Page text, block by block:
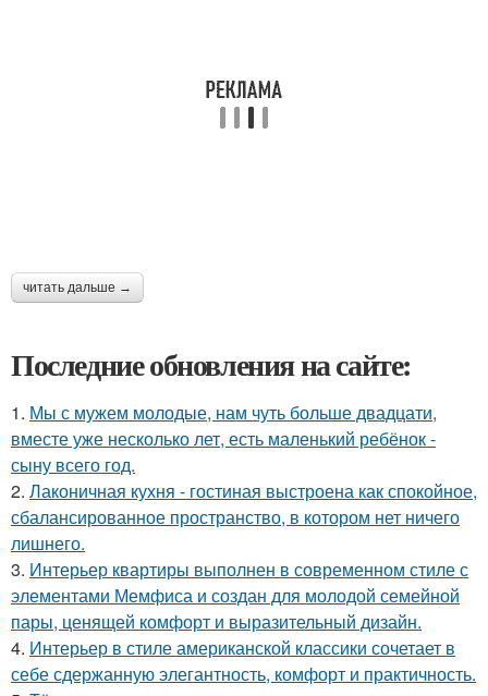
читать дальше →
Последние обновления на сайте:
1. Мы с мужем молодые, нам чуть больше двадцати,
вместе уже несколько лет, есть маленький ребёнок -
сыну всего год.
2. Лаконичная кухня - гостиная выстроена как спокойное,
сбалансированное пространство, в котором нет ничего
лишнего.
3. Интерьер квартиры выполнен в современном стиле с
элементами Мемфиса и создан для молодой семейной
пары, ценящей комфорт и выразительный дизайн.
4. Интерьер в стиле американской классики сочетает в
себе сдержанную элегантность, комфорт и практичность.